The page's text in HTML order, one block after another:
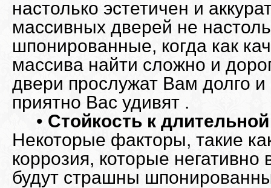
настолько эстетичен и
массивных дверей не
шпонированные, когда как
массива найти сложно и
двери прослужат Вам долго
приятно Вас удивят .
• Стойкость к
Некоторые факторы, такие
коррозия, которые
будут страшны